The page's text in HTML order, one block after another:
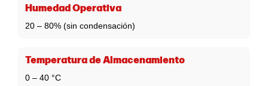
Humedad Operativa
20 – 80% (sin condensación)
Temperatura de Almacenamiento
0 – 40 °C